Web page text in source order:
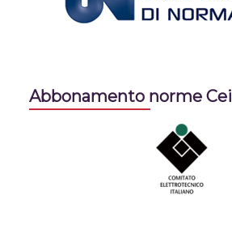
Abbonamento norme Cei